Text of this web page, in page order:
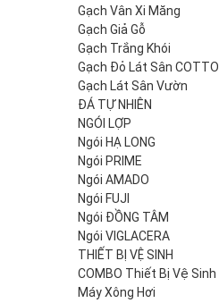
Gạch Vân Xi Măng
Gạch Giả Gỗ
Gạch Trắng Khói
Gạch Đỏ Lát Sân COTTO
Gạch Lát Sân Vườn
ĐÁ TỰ NHIÊN
NGÓI LỢP
Ngói HẠ LONG
Ngói PRIME
Ngói AMADO
Ngói FUJI
Ngói ĐỒNG TÂM
Ngói VIGLACERA
THIẾT BỊ VỆ SINH
COMBO Thiết Bị Vệ Sinh
Máy Xông Hơi